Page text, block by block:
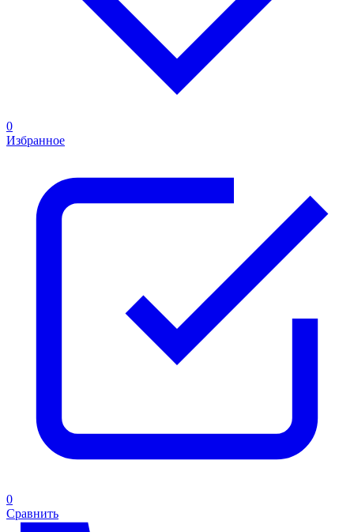
0
Избранное
0
Сравнить